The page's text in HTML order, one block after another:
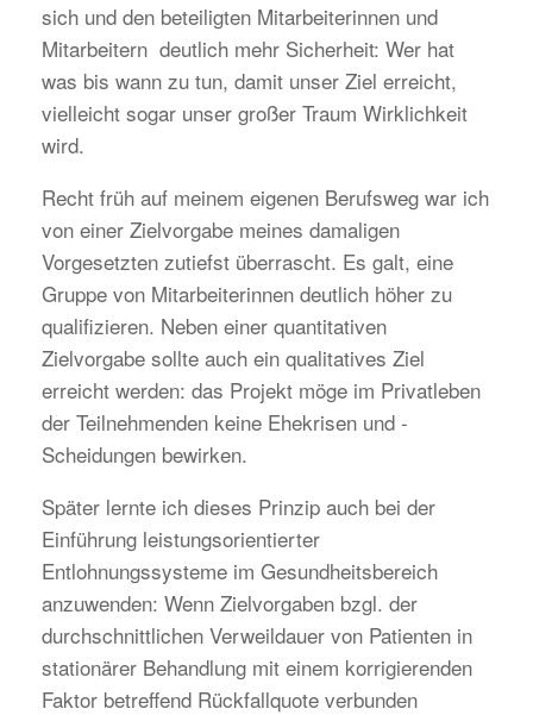
sich und den beteiligten Mitarbeiterinnen und
Mitarbeitern deutlich mehr Sicherheit: Wer hat
was bis wann zu tun, damit unser Ziel erreicht,
vielleicht sogar unser großer Traum Wirklichkeit
wird.
Recht früh auf meinem eigenen Berufsweg war ich
von einer Zielvorgabe meines damaligen
Vorgesetzten zutiefst überrascht. Es galt, eine
Gruppe von Mitarbeiterinnen deutlich höher zu
qualifizieren. Neben einer quantitativen
Zielvorgabe sollte auch ein qualitatives Ziel
erreicht werden: das Projekt möge im Privatleben
der Teilnehmenden keine Ehekrisen und -
Scheidungen bewirken.
Später lernte ich dieses Prinzip auch bei der
Einführung leistungsorientierter
Entlohnungssysteme im Gesundheitsbereich
anzuwenden: Wenn Zielvorgaben bzgl. der
durchschnittlichen Verweildauer von Patienten in
stationärer Behandlung mit einem korrigierenden
Faktor betreffend Rückfallquote verbunden